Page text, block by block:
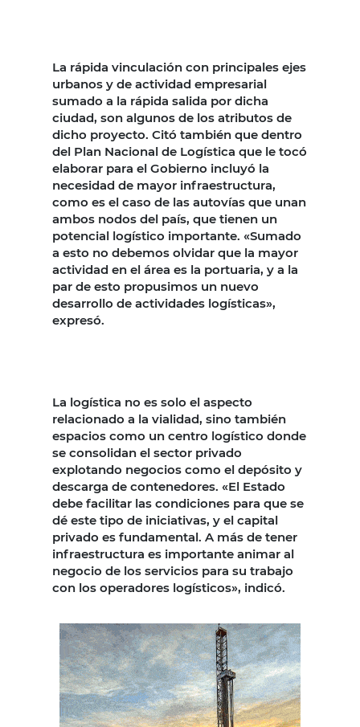
La rápida vinculación con principales ejes
urbanos y de actividad empresarial
sumado a la rápida salida por dicha
ciudad, son algunos de los atributos de
dicho proyecto. Citó también que dentro
del Plan Nacional de Logística que le tocó
elaborar para el Gobierno incluyó la
necesidad de mayor infraestructura,
como es el caso de las autovías que unan
ambos nodos del país, que tienen un
potencial logístico importante. «Sumado
a esto no debemos olvidar que la mayor
actividad en el área es la portuaria, y a la
par de esto propusimos un nuevo
desarrollo de actividades logísticas»,
expresó.
La logística no es solo el aspecto
relacionado a la vialidad, sino también
espacios como un centro logístico donde
se consolidan el sector privado
explotando negocios como el depósito y
descarga de contenedores. «El Estado
debe facilitar las condiciones para que se
dé este tipo de iniciativas, y el capital
privado es fundamental. A más de tener
infraestructura es importante animar al
negocio de los servicios para su trabajo
con los operadores logísticos», indicó.